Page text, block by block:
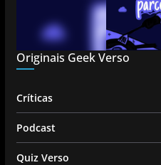
Originais Geek Verso
Críticas
Podcast
Quiz Verso